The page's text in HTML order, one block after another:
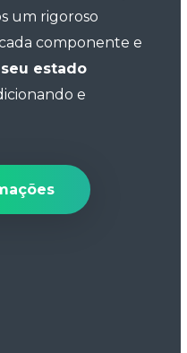
um rigoroso
componente e
estado
e